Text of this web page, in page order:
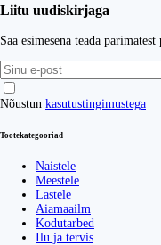
Liitu uudiskirjaga
Saa esimesena teada
Nõustun kasutustingimustega
Tootekategooriad
Naistele
Meestele
Lastele
Aiamaailm
Kodutarbed
Ilu ja tervis